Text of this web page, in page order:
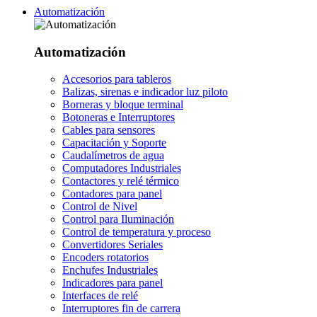
Automatización
Automatización
Accesorios para tableros
Balizas, sirenas e indicador luz piloto
Borneras y bloque terminal
Botoneras e Interruptores
Cables para sensores
Capacitación y Soporte
Caudalímetros de agua
Computadores Industriales
Contactores y relé térmico
Contadores para panel
Control de Nivel
Control para Iluminación
Control de temperatura y proceso
Convertidores Seriales
Encoders rotatorios
Enchufes Industriales
Indicadores para panel
Interfaces de relé
Interruptores fin de carrera